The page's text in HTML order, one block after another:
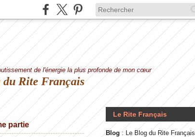
de l'énergie la plus profonde de mon cœur
du Rite Français
partie
Le Rite Français
Blog : Le Blog du Rite Français